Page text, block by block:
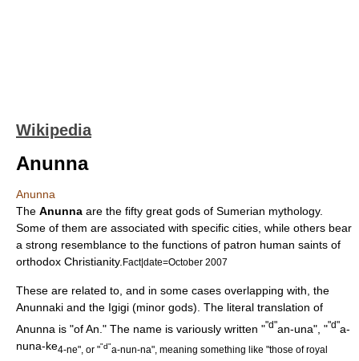
Wikipedia
Anunna
Anunna
The Anunna are the fifty great gods of Sumerian mythology.
Some of them are associated with specific cities, while others bear
a strong resemblance to the functions of patron human saints of
orthodox Christianity. Fact|date=October 2007
These are related to, and in some cases overlapping with, the
Anunnaki and the Igigi (minor gods). The literal translation of
Anunna is "of An." The name is variously written ""d"an-una", ""d"a-
nuna-ke4-ne", or ""d"a-nun-na", meaning something like "those of royal